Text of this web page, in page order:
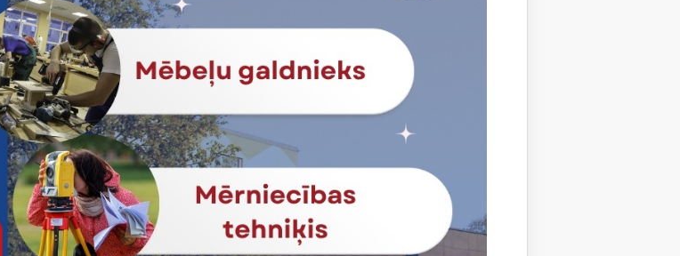
Statuss:Noslēdzies
Nordplus Junior 2022 NPJR-2022/10175 Šī gada jūnijā,
sadarbojoties piecām profesionālajām skolām - Jelgavas
tehnikumam (LV), Jonišķu lauksaimniecības skolai (LT), Alītus
profesionālās izglītības centram (LT), Sāremas reģionālajam
mācību…
Labāka apmācība pieaugušajiem – Ziemeļvalstu
pieredze
Statuss: